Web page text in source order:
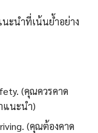
ะนำที่เน้นย้ำอย่าง
(คุณควรคาด
แนะนำ)
(คุณต้องคาด